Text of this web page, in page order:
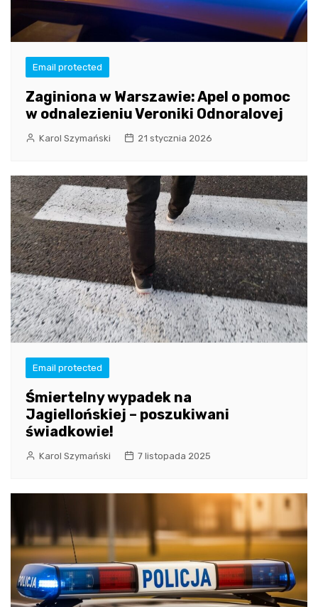
Email protected
Zaginiona w Warszawie: Apel o pomoc
w odnalezieniu Veroniki Odnoralovej
Karol Szymański 21 stycznia 2026
Email protected
Śmiertelny wypadek na
Jagiellońskiej – poszukiwani
świadkowie!
Karol Szymański 7 listopada 2025